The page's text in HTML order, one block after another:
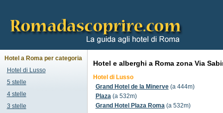
Hotel e alberghi a Roma zona Via
Hotel di Lusso
Grand Hotel de la Minerve(a 444m)
Plaza(a 532m)
Grand Hotel Plaza Roma(a 532m)
Hotel a Roma per categoria
Hotel di Lusso
5 stelle
4 stelle
3 stelle